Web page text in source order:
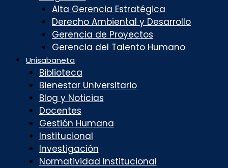
Alta Gerencia Estratégica
Derecho Ambiental y Desarrollo
Gerencia de Proyectos
Gerencia del Talento Humano
Unisabaneta
Biblioteca
Bienestar Universitario
Blog y Noticias
Docentes
Gestión Humana
Institucional
Investigación
Normatividad Institucional